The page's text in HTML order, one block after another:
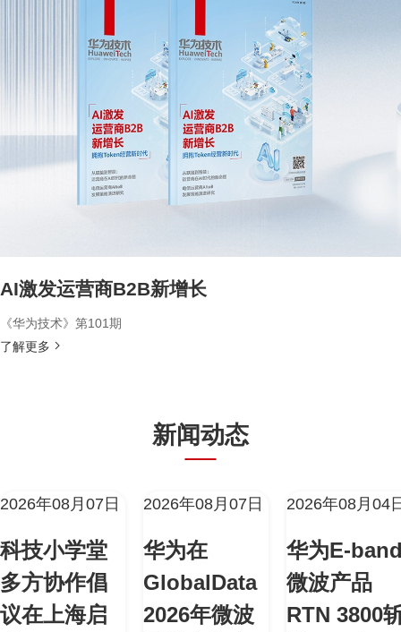
AI激发运营商B2B新增长
《华为技术》第101期
了解更多
新闻动态
2026年08月07日
科技小学堂
多方协作倡
议在上海启
2026年08月07日
华为在
GlobalData
2026年微波
2026年08月04
华为E-
微波产品
RTN 3800